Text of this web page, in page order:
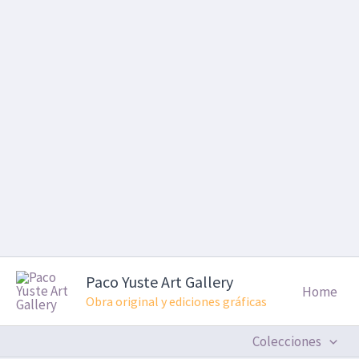
Paco Yuste Art Gallery
Obra original y ediciones gráficas
Home
Colecciones